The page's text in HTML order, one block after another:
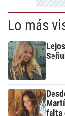
Lo más
falta